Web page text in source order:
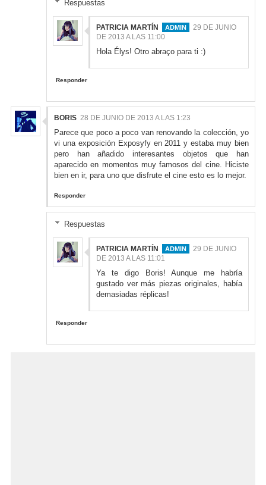
Respuestas
PATRICIA MARTÍN
29 DE JUNIO
DE 2013 A LAS 11:00
Hola Élys! Otro abraço para ti :)
Responder
BORIS 28 DE JUNIO DE 2013 A LAS 1:23
Parece que poco a poco van renovando la colección, yo
vi una exposición Exposyfy en 2011 y estaba muy bien
pero han añadido interesantes objetos que han
aparecido en momentos muy famosos del cine. Hiciste
bien en ir, para uno que disfrute el cine esto es lo mejor.
Responder
Respuestas
PATRICIA MARTÍN
29 DE JUNIO
DE 2013 A LAS 11:01
Ya te digo Boris! Aunque me habría
gustado ver más piezas originales, había
demasiadas réplicas!
Responder